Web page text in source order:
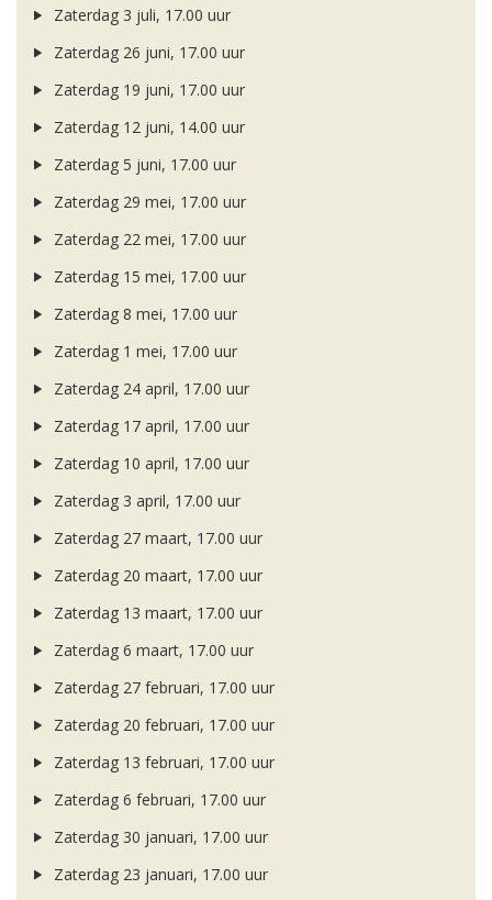
Zaterdag 3 juli, 17.00 uur
Zaterdag 26 juni, 17.00 uur
Zaterdag 19 juni, 17.00 uur
Zaterdag 12 juni, 14.00 uur
Zaterdag 5 juni, 17.00 uur
Zaterdag 29 mei, 17.00 uur
Zaterdag 22 mei, 17.00 uur
Zaterdag 15 mei, 17.00 uur
Zaterdag 8 mei, 17.00 uur
Zaterdag 1 mei, 17.00 uur
Zaterdag 24 april, 17.00 uur
Zaterdag 17 april, 17.00 uur
Zaterdag 10 april, 17.00 uur
Zaterdag 3 april, 17.00 uur
Zaterdag 27 maart, 17.00 uur
Zaterdag 20 maart, 17.00 uur
Zaterdag 13 maart, 17.00 uur
Zaterdag 6 maart, 17.00 uur
Zaterdag 27 februari, 17.00 uur
Zaterdag 20 februari, 17.00 uur
Zaterdag 13 februari, 17.00 uur
Zaterdag 6 februari, 17.00 uur
Zaterdag 30 januari, 17.00 uur
Zaterdag 23 januari, 17.00 uur